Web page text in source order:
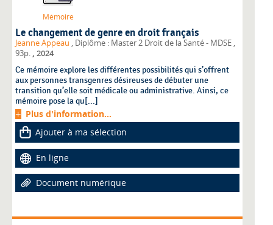
Mémoire
Le changement de genre en droit français
Jeanne Appeau , Diplôme : Master 2 Droit de la Santé - MDSE ,
93p. , 2024
Ce mémoire explore les différentes possibilités qui s’offrent
aux personnes transgenres désireuses de débuter une
transition qu’elle soit médicale ou administrative. Ainsi, ce
mémoire pose la qu[...]
Plus d'information...
Ajouter à ma sélection
En ligne
Document numérique